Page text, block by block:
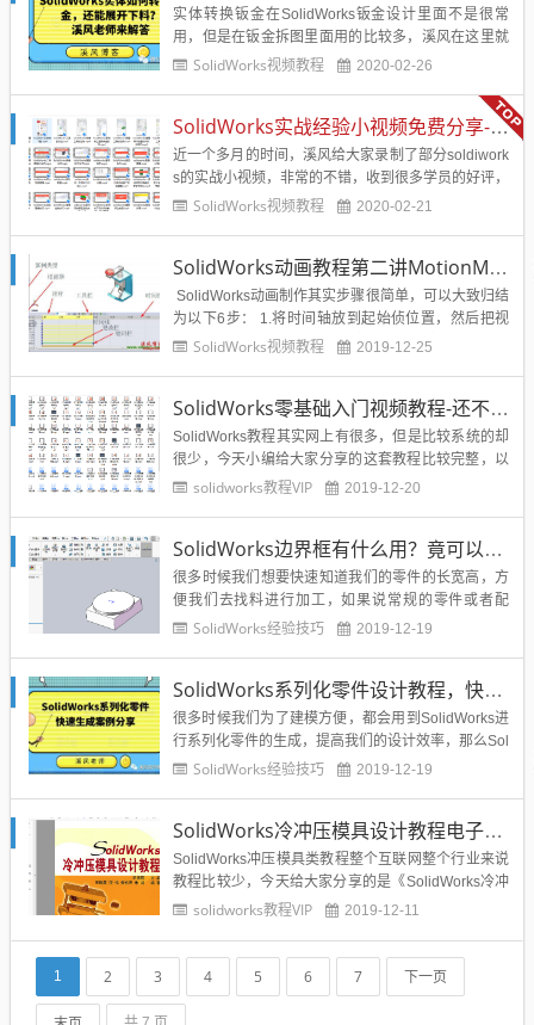
设备简介├─02：项目...
实体转换钣金在SolidWorks钣金设计里面不是很常
用，但是在钣金拆图里面用的比较多，溪风在这里就
给大家讲解一下 概念： 实体转换钣金就是通过Solid
SolidWorks视频教程 2020-02-26
SolidWorks实战经验小视频免费分享-溪风老师原创
近一个多月的时间，溪风给大家录制了部分soldiwork
s的实战小视频，非常的不错，收到很多学员的好评，
今天就分享给大家，希望大家认真仔细的观看每个视
战小视频，非常的不错，收到很多学员的好评，今天
就...
SolidWorks视频教程 2020-02-21
SolidWorks动画教程第二讲MotionManger用户界面各部分含义及使用说明
SolidWorks动画制作其实步骤很简单，可以大致归结
为以下6步： 1.将时间轴放到起始侦位置，然后把视
图调整到希望的位置，再在“视向及相机视图”对应的
SolidWorks视频教程 2019-12-25
SolidWorks零基础入门视频教程-还不错的SolidWorks视频教程
SolidWorks教程其实网上有很多，但是比较系统的却
很少，今天小编给大家分享的这套教程比较完整，以
SolidWorks2012为基础，所以本套教程比较适合低版
教程：S...
solidworks教程VIP 2019-12-20
SolidWorks边界框有什么用？竟可以快速知道零件长宽高，快速找料
很多时候我们想要快速知道我们的零件的长宽高，方
便我们去找料进行加工，如果说常规的零件或者配
置，我们可以通过测量他的最长最宽和高来实现，但
速显示我们的SolidWorks零件装配的大小呢？答...
SolidWorks经验技巧 2019-12-19
SolidWorks系列化零件设计教程，快速生成不同配置的零件
很多时候我们为了建模方便，都会用到SolidWorks进
行系列化零件的生成，提高我们的设计效率，那么Sol
idWorks进行系列化设计对于新手来说比较难，这里
建模特征具有不同的尺寸SolidWork...
SolidWorks经验技巧 2019-12-19
SolidWorks冷冲压模具设计教程电子版附随书光盘源文件
SolidWorks冲压模具类教程整个互联网整个行业来说
教程比较少，今天给大家分享的是《SolidWorks冷冲
压模具设计教程》，王秀凤主编的一本书的PDF电子
从事模具教学、以及三维CAD软件应用...
solidworks教程VIP 2019-12-11
1 2 3 4 5 6 7 下一页